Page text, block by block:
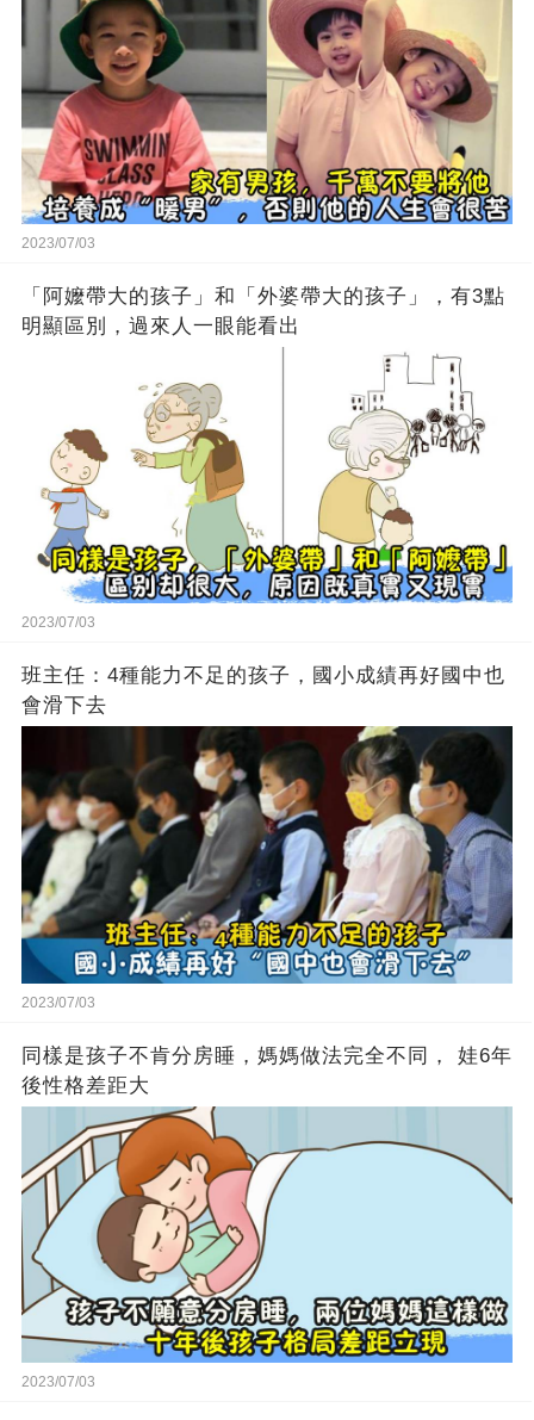
2023/07/03
「阿嬤帶大的孩子」和「外婆帶大的孩子」，有3點
明顯區別，過來人一眼能看出
2023/07/03
班主任：4種能力不足的孩子，國小成績再好國中也
會滑下去
2023/07/03
同樣是孩子不肯分房睡，媽媽做法完全不同， 娃6年
後性格差距大
2023/07/03